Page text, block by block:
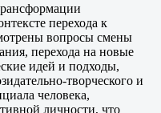
перехода к
вопросы смены
перехода на новые
идей и подходы,
творческого и
человека,
личности, что